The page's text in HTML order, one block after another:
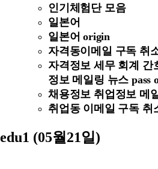
인기체험단 모음
일본어
일본어 origin
자격동이메일 구독 취
자격정보 세무 회계 간
정보 메일링 뉴스 pass
채용정보 취업정보 메
취업동 이메일 구독 취
edu1 (05월21일)